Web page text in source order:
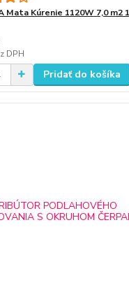
Mata Kúrenie 1120W 7,0 m2
DPH
Pridať do košíka